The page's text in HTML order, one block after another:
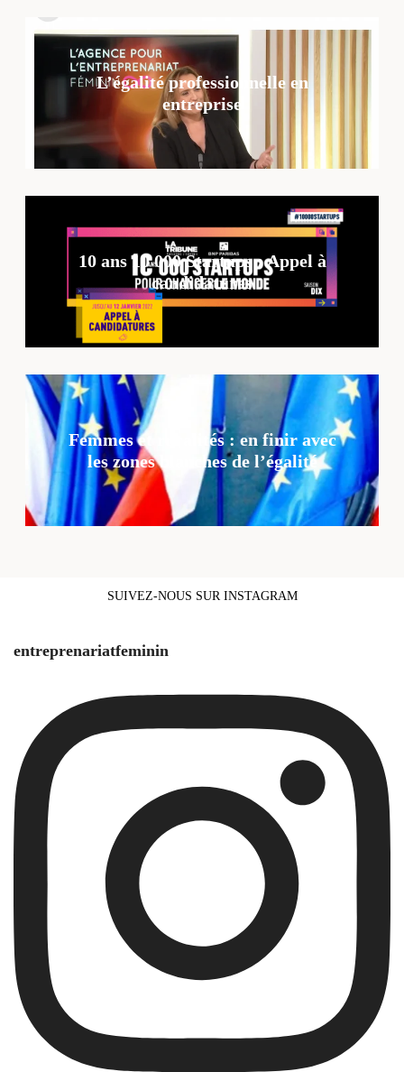
L’égalité professionnelle en
entreprise
10 ans 10 000 Startups : Appel à
candidatures
Femmes et ruralités : en finir avec
les zones blanches de l’égalité
SUIVEZ-NOUS SUR INSTAGRAM
entreprenariatfeminin